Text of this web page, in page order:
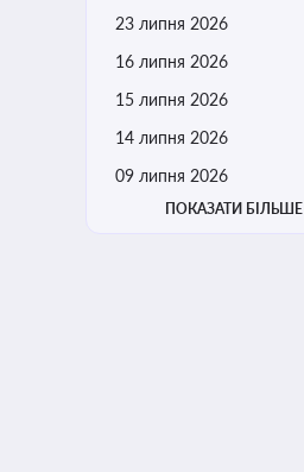
23 липня 2026
16 липня 2026
15 липня 2026
14 липня 2026
09 липня 2026
ПОКАЗАТИ БІЛЬШЕ